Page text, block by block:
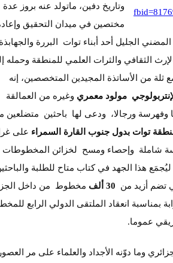
وتاريخ دفين، ماتولد عنه بروز عدة
مختصين في ميدان التحقيق
الجليل أحد أبناء توات البررة والجهابذة
الثقافي والثرات العلمي للمنطقة وحمله
ثلة من الأساتذة المجيدين المتخصصين، إنه
مولود معمري وغيره من العمالقة
وفهرسة ورجالا، ودعى لها باحثين متضلعين
توات بدول جنوب القارة السمراء على
شاملة وإحصاء ومسح لخزائن المخطوطات
هذا الجهد في كتاب متاح للطلبة
تضم أزيد من
مخطوط من داخل
بمناسبة انعقاد الملتقى الدولي الرابع
عموما.
وما دوّنه الأجداد والعلماء على مر العصور